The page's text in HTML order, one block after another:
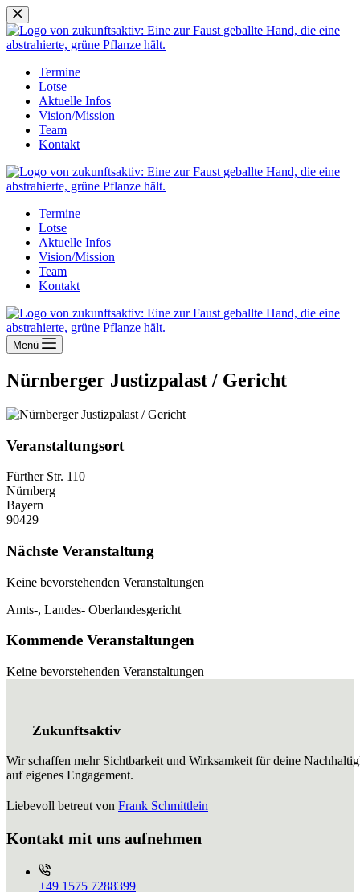
Zum
Inhalt
springen
Termine
Lotse
Aktuelle Infos
Vision/Mission
Team
Kontakt
Termine
Lotse
Aktuelle Infos
Vision/Mission
Team
Kontakt
Menü
Nürnberger Justizpalast / Gericht
Veranstaltungsort
Fürther Str. 110
Nürnberg
Bayern
90429
Nächste Veranstaltung
Keine bevorstehenden Veranstaltungen
Amts-, Landes- Oberlandesgericht
Kommende Veranstaltungen
Keine bevorstehenden Veranstaltungen
Zukunftsaktiv
Wir schaffen mehr Sichtbarkeit und Wirksamkeit für deine
auf eigenes Engagement.
Liebevoll betreut von Frank Schmittlein
Kontakt mit uns aufnehmen
+49 ⁨1575 7288399⁩